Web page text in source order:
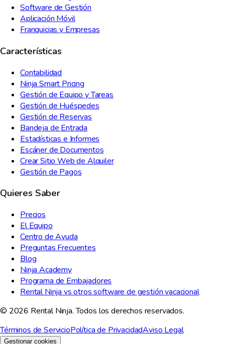
Software de Gestión
Aplicación Móvil
Franquicias y Empresas
Características
Contabilidad
Ninja Smart Pricing
Gestión de Equipo y Tareas
Gestión de Huéspedes
Gestión de Reservas
Bandeja de Entrada
Estadísticas e Informes
Escáner de Documentos
Crear Sitio Web de Alquiler
Gestión de Pagos
Quieres Saber
Precios
El Equipo
Centro de Ayuda
Preguntas Frecuentes
Blog
Ninja Academy
Programa de Embajadores
Rental Ninja vs otros software de gestión vacacional
© 2026 Rental Ninja. Todos los derechos reservados.
Términos de ServicioPolítica de PrivacidadAviso Legal
Gestionar cookies